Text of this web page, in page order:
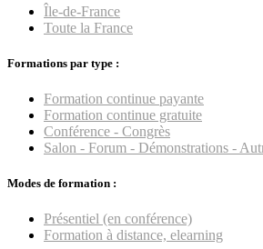
Île-de-France
Toute la France
Formations par type :
Formation continue payante
Formation continue gratuite
Conférence - Congrès
Salon - Forum - Démonstrations -
Modes de formation :
Présentiel (en conférence)
Formation à distance, elearning